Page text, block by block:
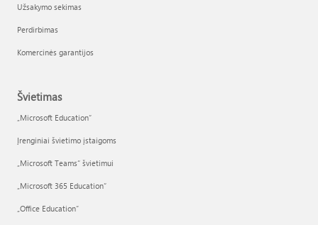
Užsakymo sekimas
Perdirbimas
Komercinės garantijos
Švietimas
„Microsoft Education“
Įrenginiai švietimo įstaigoms
„Microsoft Teams“ švietimui
„Microsoft 365 Education“
„Office Education“